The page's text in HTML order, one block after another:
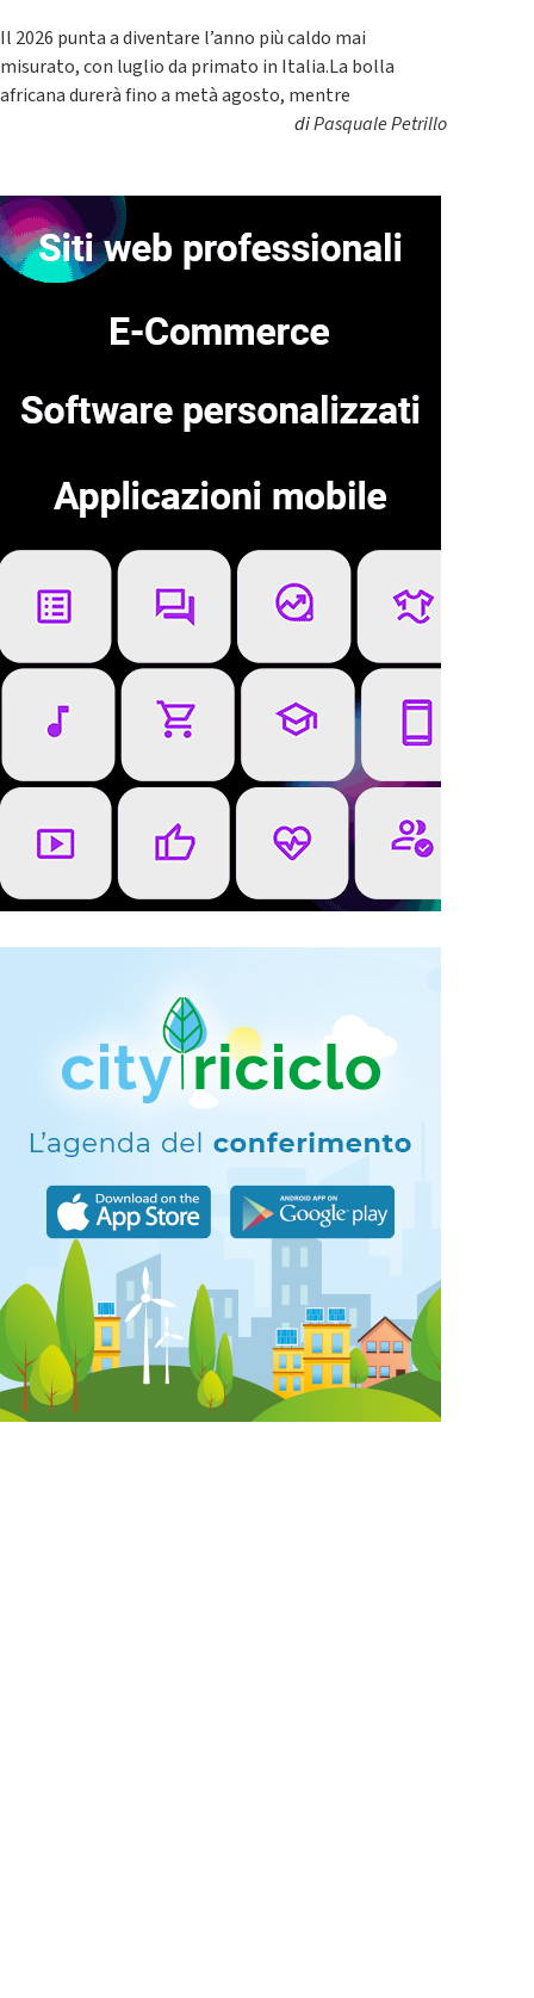
Il 2026 punta a diventare l’anno più caldo mai
misurato, con luglio da primato in Italia.La bolla
africana durerà fino a metà agosto, mentre
diPasquale Petrillo